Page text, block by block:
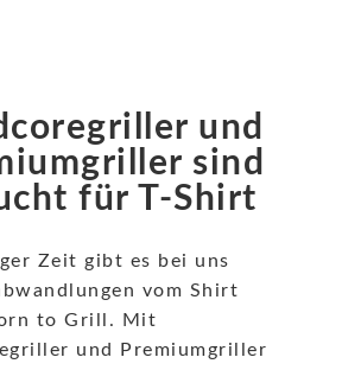
und
sind
für T-Shirt
Zeit gibt es bei uns
vom Shirt
to Grill. Mit
und Premiumgriller